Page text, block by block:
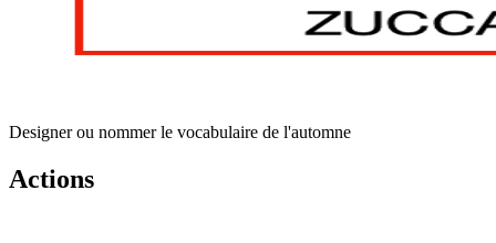
Designer ou nommer le vocabulaire de l'automne
Actions